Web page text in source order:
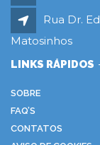
Rua Dr.
Matosinhos
LINKS RÁPIDOS
SOBRE
FAQ’S
CONTATOS